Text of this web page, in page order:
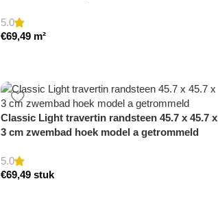
5.0
€69,49 m²
Classic Light travertin randsteen 45.7 x 45.7 x
3 cm zwembad hoek model a getrommeld
5.0
€69,49 stuk